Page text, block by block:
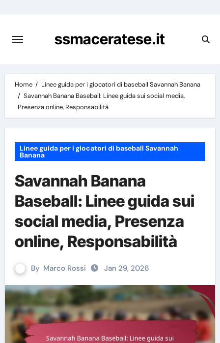
content
ssmaceratese.it
Home
Linee guida per i giocatori di baseball Savannah Banana
Savannah Banana Baseball: Linee guida sui social media,
Presenza online, Responsabilità
Linee guida per i giocatori di baseball Savannah
Banana
Savannah Banana
Baseball: Linee guida sui
social media, Presenza
online, Responsabilità
By Marco Rossi Jan 29, 2026